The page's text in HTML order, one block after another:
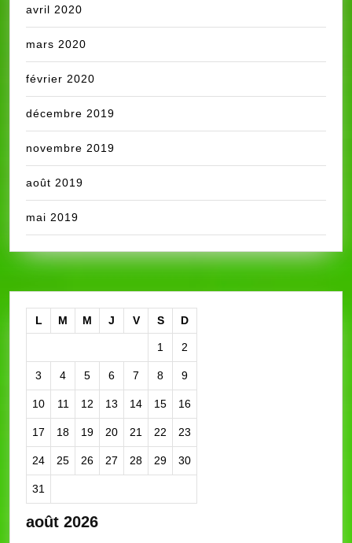
avril 2020
mars 2020
février 2020
décembre 2019
novembre 2019
août 2019
mai 2019
août 2026
L M M J V S D
1 2
3 4 5 6 7 8 9
10 11 12 13 14 15 16
17 18 19 20 21 22 23
24 25 26 27 28 29 30
31